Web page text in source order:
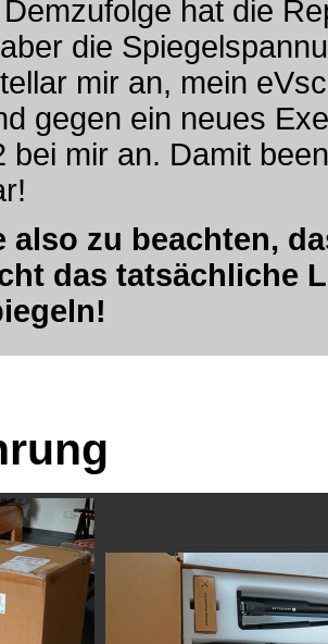
Demzufolge hat die
die
mir an, mein
gegen ein neues
bei mir an. Damit
also zu beachten,
das tatsächliche